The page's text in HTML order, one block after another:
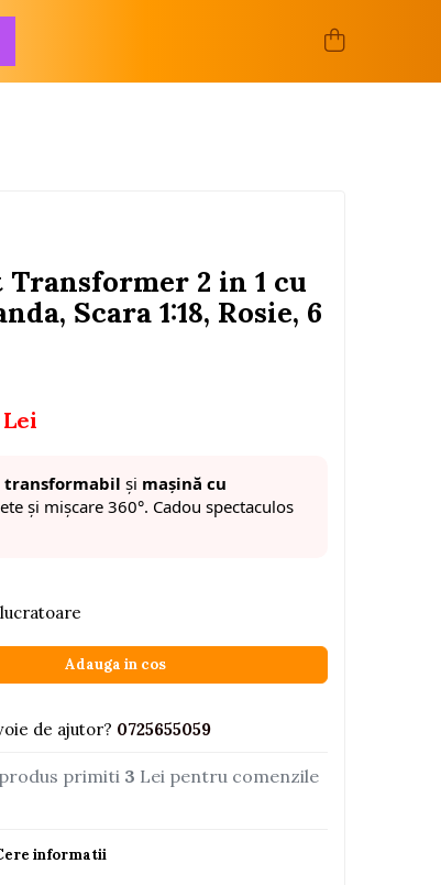
2 in 1 cu
Scara 1:18, Rosie, 6
Lei
transformabil și mașină cu
și mișcare 360°. Cadou spectaculos
Adauga in cos
de ajutor? 0725655059
primiti 3 Lei pentru comenzile
informatii